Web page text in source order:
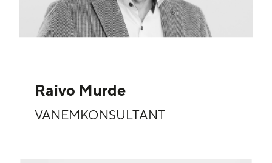
Raivo Murde
VANEMKONSULTANT